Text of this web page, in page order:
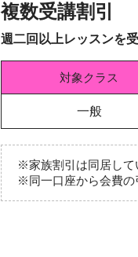
複数受講割引
週二回以上レッスンを
対象クラス
一般
※家族割引は同居して
※同一口座から会費の